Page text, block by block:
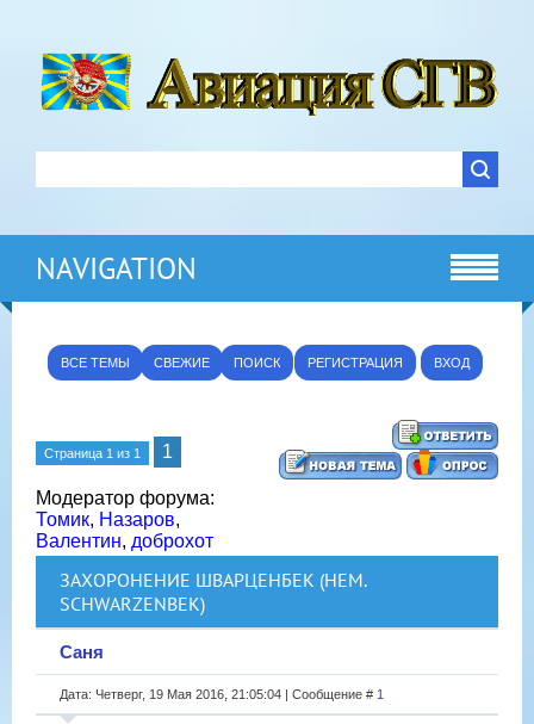
NAVIGATION
ВСЕ ТЕМЫ СВЕЖИЕ ПОИСК РЕГИСТРАЦИЯ ВХОД
Страница 1 из 1 1
Модератор форума:
Томик, Назаров,
Валентин, доброхот
ЗАХОРОНЕНИЕ ШВАРЦЕНБЕК (НЕМ.
SCHWARZENBEK)
Саня
Дата: Четверг, 19 Мая 2016, 21:05:04 | Сообщение # 1